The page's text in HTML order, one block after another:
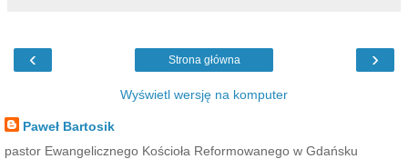
‹ ›
Strona główna
Wyświetl wersję na komputer
Paweł Bartosik
pastor Ewangelicznego Kościoła Reformowanego w Gdańsku